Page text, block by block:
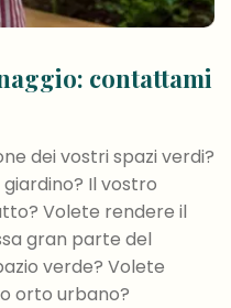
contattami
dei vostri spazi verdi?
Il vostro
Volete rendere il
gran parte del
verde? Volete
orto urbano?